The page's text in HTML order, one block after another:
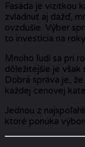
Fasáda je vizitkou
zvládnuť aj dážď,
ovzdušie. Výber
to investícia na
Mnoho ľudí sa pri
dôležitejšie je však
Dobrá správa je,
každej cenovej
Jednou z
ktoré ponúka